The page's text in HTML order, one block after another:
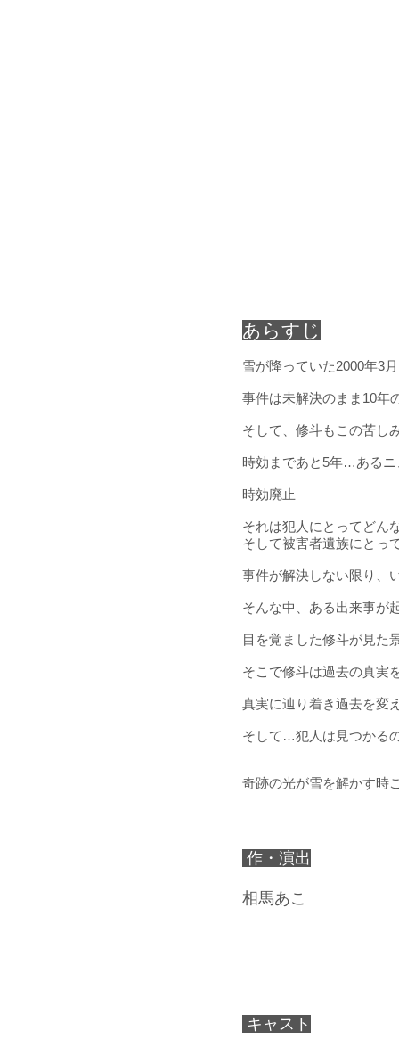
あらすじ
雪が降っていた2000年3
事件は未解決のまま10年
そして、修斗もこの苦し
時効まであと5年…ある
時効廃止
それは犯人にとってどん
そして被害者遺族にとっ
事件が解決しない限り、
そんな中、ある出来事が
目を覚ました修斗が見た
そこで修斗は過去の真実
真実に辿り着き過去を変
そして…犯人は見つかる
奇跡の光が雪を解かす時
作・演出
​相馬あこ
キャスト